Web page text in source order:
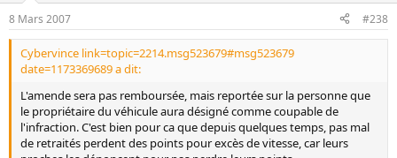
8 Mars 2007 #238
Cybervince link=topic=2214.msg523679#msg523679
date=1173369689 a dit:
L'amende sera pas remboursée, mais reportée sur la personne que
le propriétaire du véhicule aura désigné comme coupable de
l'infraction. C'est bien pour ca que depuis quelques temps, pas mal
de retraités perdent des points pour excès de vitesse, car leurs